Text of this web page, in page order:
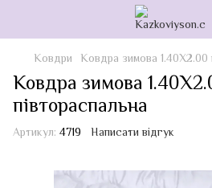
Ковдри Ковдра зимова 1.40Х2.00
Ковдра зимова
півтораспальна
Артикул: 4719 Написати відгук